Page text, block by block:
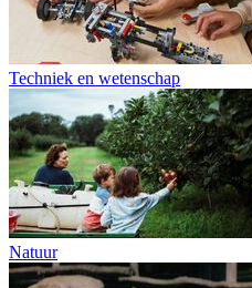
Techniek en wetenschap
Natuur